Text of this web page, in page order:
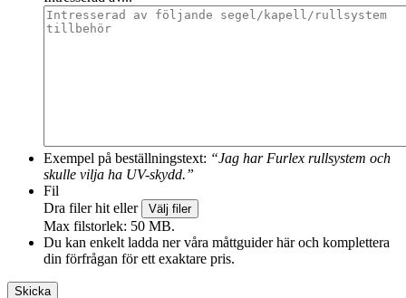
Exempel på beställningstext: “Jag har Furlex rullsystem och
skulle vilja ha UV-skydd.”
Fil
Dra filer hit eller
Välj filer
Max filstorlek: 50 MB.
Du kan enkelt ladda ner våra måttguider här och komplettera
din förfrågan för ett exaktare pris.